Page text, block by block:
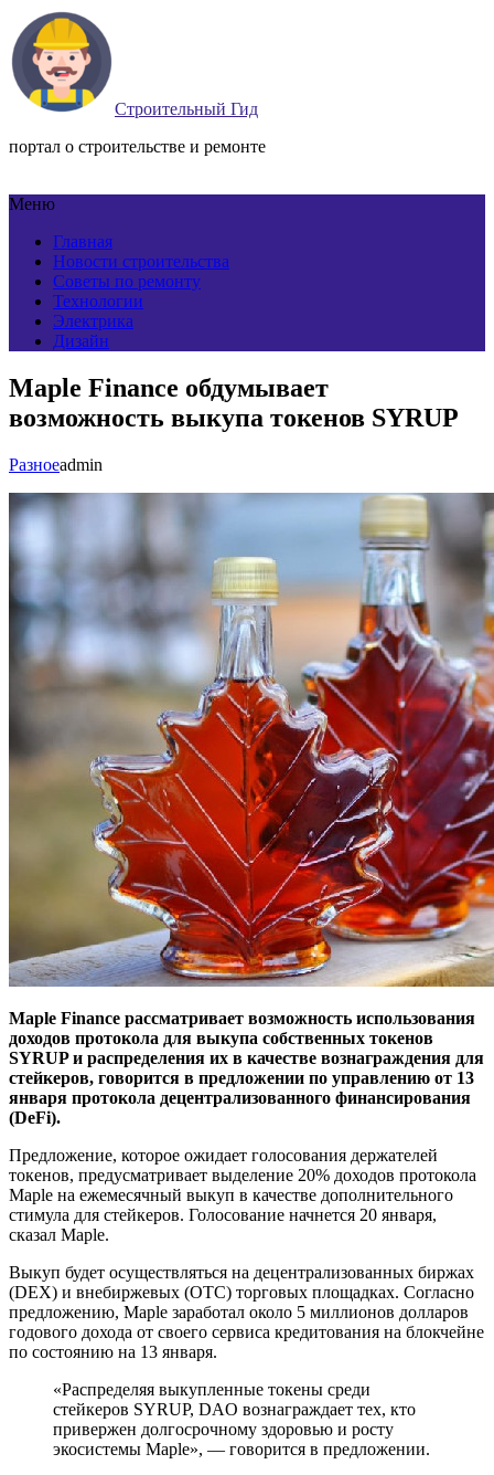
Строительный Гид
портал о строительстве и ремонте
Меню
Главная
Новости строительства
Советы по ремонту
Технологии
Электрика
Дизайн
Maple Finance обдумывает
возможность выкупа токенов SYRUP
Разноеadmin
Maple Finance рассматривает возможность использования
доходов протокола для выкупа собственных токенов
SYRUP и распределения их в качестве вознаграждения для
стейкеров, говорится в предложении по управлению от 13
января протокола децентрализованного финансирования
(DeFi).
Предложение, которое ожидает голосования держателей
токенов, предусматривает выделение 20% доходов протокола
Maple на ежемесячный выкуп в качестве дополнительного
стимула для стейкеров. Голосование начнется 20 января,
сказал Maple.
Выкуп будет осуществляться на децентрализованных биржах
(DEX) и внебиржевых (OTC) торговых площадках. Согласно
предложению, Maple заработал около 5 миллионов долларов
годового дохода от своего сервиса кредитования на блокчейне
по состоянию на 13 января.
«Распределяя выкупленные токены среди
стейкеров SYRUP, DAO вознаграждает тех, кто
привержен долгосрочному здоровью и росту
экосистемы Maple», — говорится в предложении.